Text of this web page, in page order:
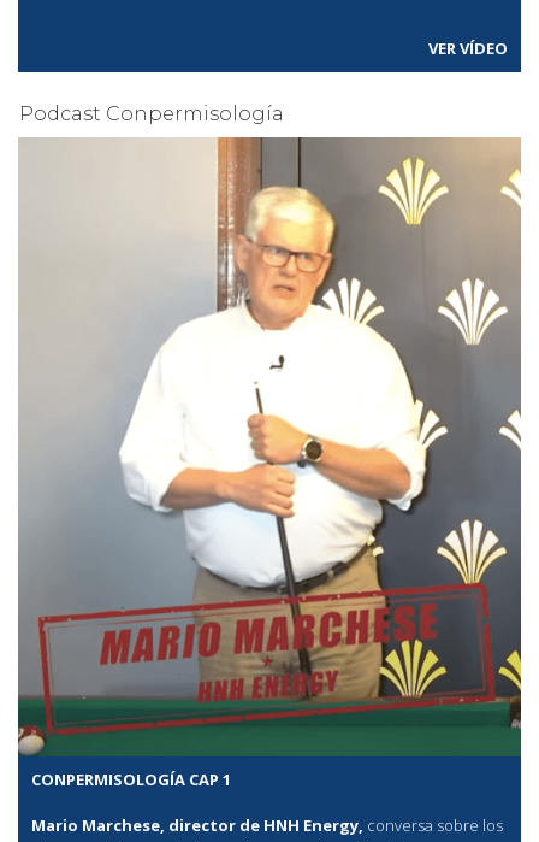
VER VÍDEO
Podcast Conpermisología
CONPERMISOLOGÍA CAP 1
Mario Marchese, director de HNH Energy, conversa sobre los